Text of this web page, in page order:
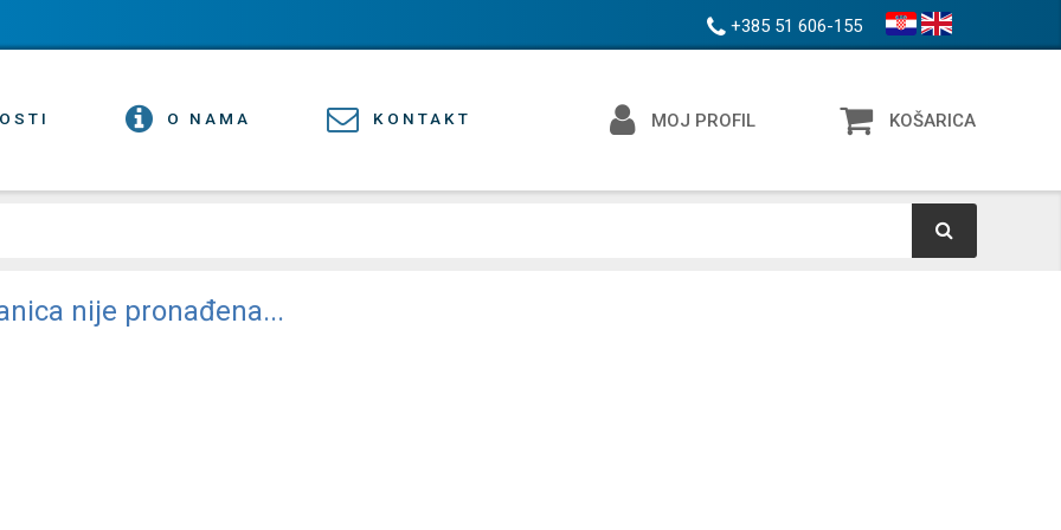
+385 51 606-155
O NAMA KONTAKT MOJ PROFIL KOŠARICA
nije pronađena...